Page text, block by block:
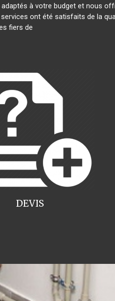
à votre budget et nous
ont été satisfaits de la
fiers de
DEVIS